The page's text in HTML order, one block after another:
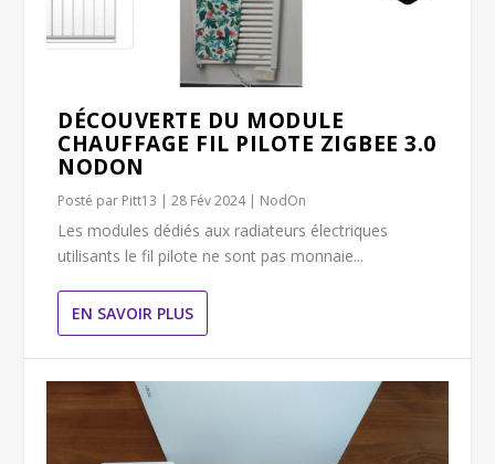
DÉCOUVERTE DU MODULE
CHAUFFAGE FIL PILOTE ZIGBEE 3.0
NODON
Posté par Pitt13 |28 Fév 2024| NodOn
Les modules dédiés aux radiateurs électriques
utilisants le fil pilote ne sont pas monnaie...
EN SAVOIR PLUS